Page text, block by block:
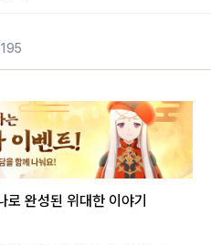
완성된 위대한 이야기